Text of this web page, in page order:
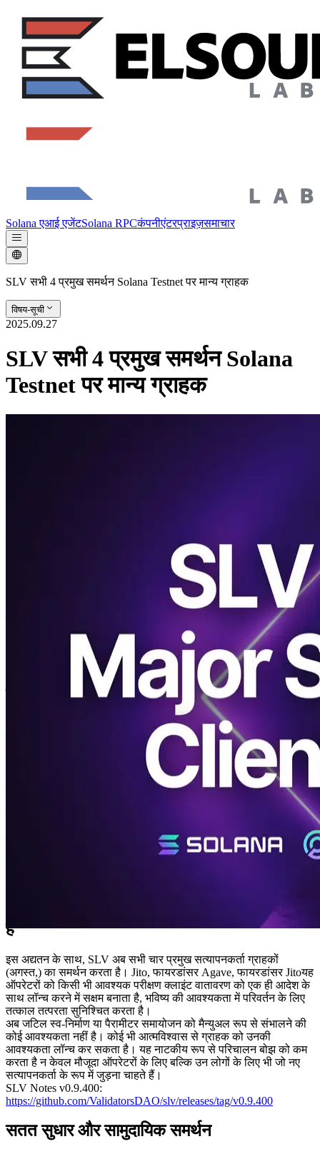
Solana एआई एजेंटSolana RPCकंपनीएंटरप्राइज़समाचार
SLV सभी 4 प्रमुख समर्थन Solana Testnet पर मान्य ग्राहक
विषय-सूची
2025.09.27
SLV सभी 4 प्रमुख समर्थन Solana
Testnet पर मान्य ग्राहक
ELSOUL LABO B.V. (Head-day): Amsterdamनीदरलैंड, सीईओ:
Fumitake कावासाकी) और Validators DAO घोषणा करते हैं कि ओपन सोर्स
वैलिडेटर प्रबंधन मंच "SLV"अब सभी चार प्रमुख सत्यापनकर्ता ग्राहकों
(अगस्त,) का समर्थन करता है। Jito, फायरडांसर Agave, फायरडांसर
Jito(in) में इस्तेमाल किया Solana टेस्टनेट।
Solana फाउंडेशन प्रतिनिधिमंडल कार्यक्रम और
टेस्टनेट आवश्यकताएँ
अब तक, पर Solana हालांकि, परीक्षणनेट पर कोई प्रतिबंध नहीं था जिस पर
सत्यापनकर्ता ग्राहक चलाया जा सकता था। Solana पारिस्थितिकी तंत्र में
परिपक्व होती है, अधिक विस्तृत परीक्षण और सत्यापन की आवश्यकता होती है।
Solana फाउंडेशन डेलिगेशन प्रोग्राम (SFDP) अब सत्यापनकर्ता उसी प्रकार
के क्लाइंट को टेस्टनेट पर चलाने की उम्मीद कर रहे हैं क्योंकि वे मेननेट पर
जो इस आवश्यकता को पूरा करने में विफल हो गए वेंडर को एसएफडीपी से बाहर
मुश्किल हो गया। इस कारण से, परीक्षण के प्रमुख ग्राहकों को ठीक से चलाने
के लिए मान्यकर्ता के लिए पहले से कहीं अधिक महत्वपूर्ण हो गया है।
SLV अब सभी 4 वैलिडेटर क्लाइंट का समर्थन करता
है
इस अद्यतन के साथ, SLV अब सभी चार प्रमुख सत्यापनकर्ता ग्राहकों
(अगस्त,) का समर्थन करता है। Jito, फायरडांसर Agave, फायरडांसर Jitoयह
ऑपरेटरों को किसी भी आवश्यक परीक्षण क्लाइंट वातावरण को एक ही आदेश के
साथ लॉन्च करने में सक्षम बनाता है, भविष्य की आवश्यकता में परिवर्तन के लिए
तत्काल तत्परता सुनिश्चित करता है।
अब जटिल स्व-निर्माण या पैरामीटर समायोजन को मैन्युअल रूप से संभालने की
कोई आवश्यकता नहीं है। कोई भी आत्मविश्वास से ग्राहक को उनकी
आवश्यकता लॉन्च कर सकता है। यह नाटकीय रूप से परिचालन बोझ को कम
करता है न केवल मौजूदा ऑपरेटरों के लिए बल्कि उन लोगों के लिए भी जो नए
सत्यापनकर्ता के रूप में जुड़ना चाहते हैं।
SLV Notes v0.9.400:
https://github.com/ValidatorsDAO/slv/releases/tag/v0.9.400
सतत सुधार और सामुदायिक समर्थन